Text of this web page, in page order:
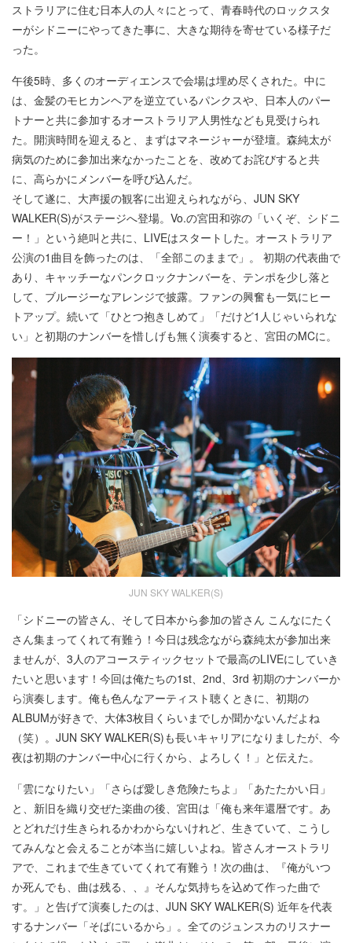
ストラリアに住む日本人の人々にとって、青春時代のロックスタ
ーがシドニーにやってきた事に、大きな期待を寄せている様子だ
った。
午後5時、多くのオーディエンスで会場は埋め尽くされた。中に
は、金髪のモヒカンヘアを逆立ているパンクスや、日本人のパー
トナーと共に参加するオーストラリア人男性なども見受けられ
た。開演時間を迎えると、まずはマネージャーが登壇。森純太が
病気のために参加出来なかったことを、改めてお詫びすると共
に、高らかにメンバーを呼び込んだ。
そして遂に、大声援の観客に出迎えられながら、JUN SKY
WALKER(S)がステージへ登場。Vo.の宮田和弥の「いくぞ、シドニ
ー！」という絶叫と共に、LIVEはスタートした。オーストラリア
公演の1曲目を飾ったのは、「全部このままで」。 初期の代表曲で
あり、キャッチーなパンクロックナンバーを、テンポを少し落と
して、ブルージーなアレンジで披露。ファンの興奮も一気にヒー
トアップ。続いて「ひとつ抱きしめて」「だけど1人じゃいられな
い」と初期のナンバーを惜しげも無く演奏すると、宮田のMCに。
JUN SKY WALKER(S)
「シドニーの皆さん、そして日本から参加の皆さん こんなにたく
さん集まってくれて有難う！今日は残念ながら森純太が参加出来
ませんが、3人のアコースティックセットで最高のLIVEにしていき
たいと思います！今回は俺たちの1st、2nd、3rd 初期のナンバーか
ら演奏します。俺も色んなアーティスト聴くときに、初期の
ALBUMが好きで、大体3枚目くらいまでしか聞かないんだよね
（笑）。JUN SKY WALKER(S)も長いキャリアになりましたが、今
夜は初期のナンバー中心に行くから、よろしく！」と伝えた。
「雲になりたい」「さらば愛しき危険たちよ」「あたたかい日」
と、新旧を織り交ぜた楽曲の後、宮田は「俺も来年還暦です。あ
とどれだけ生きられるかわからないけれど、生きていて、こうし
てみんなと会えることが本当に嬉しいよね。皆さんオーストラリ
アで、これまで生きていてくれて有難う！次の曲は、『俺がいつ
か死んでも、曲は残る、、』そんな気持ちを込めて作った曲で
す。」と告げて演奏したのは、JUN SKY WALKER(S) 近年を代表
するナンバー「そばにいるから」。全てのジュンスカのリスナー